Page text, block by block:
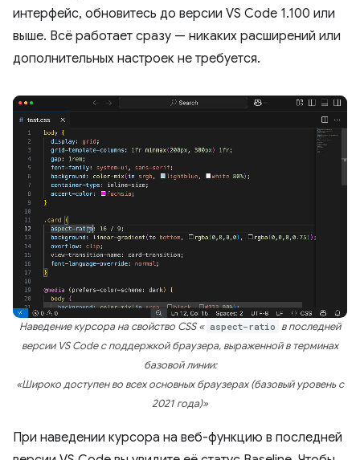
интерфейс, обновитесь до версии VS Code 1.100 или
выше. Всё работает сразу — никаких расширений или
дополнительных настроек не требуется.
Наведение курсора на свойство CSS « aspect-ratio в последней
версии VS Code с поддержкой браузера, выраженной в терминах
базовой линии:
«Широко доступен во всех основных браузерах (базовый уровень с
2021 года)»
При наведении курсора на веб-функцию в последней